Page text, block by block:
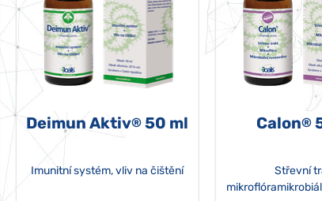
Deimun Aktiv® 50 ml
Imunitní systém, vliv na čištění
Calon®
Střevní